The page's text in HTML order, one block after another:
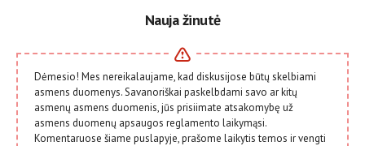
Nauja žinutė
Dėmesio! Mes nereikalaujame, kad diskusijose būtų skelbiami
asmens duomenys. Savanoriškai paskelbdami savo ar kitų
asmenų asmens duomenis, jūs prisiimate atsakomybę už
asmens duomenų apsaugos reglamento laikymąsi.
Komentaruose šiame puslapyje, prašome laikytis temos ir vengti